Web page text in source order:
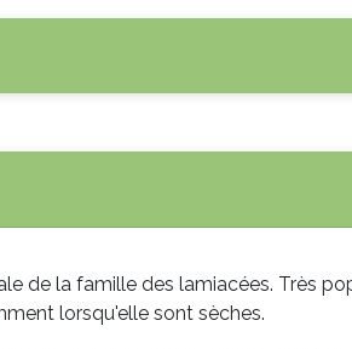
de la famille des lamiacées. Très
lorsqu'elle sont sèches.